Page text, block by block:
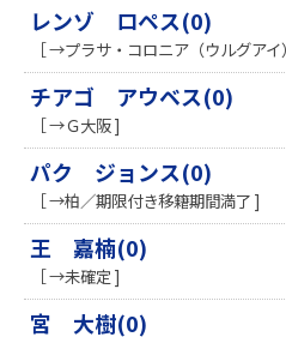
レンゾ ロペス(0)
［ →プラサ・コロニア（ウルグア
チアゴ アウベス(0)
［ →Ｇ大阪 ]
パク ジョンス(0)
［ →柏／期限付き移籍期間満了 ]
王 嘉楠(0)
［ →未確定 ]
宮 大樹(0)